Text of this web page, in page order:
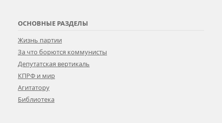
ОСНОВНЫЕ РАЗДЕЛЫ
Жизнь партии
За что борются коммунисты
Депутатская вертикаль
КПРФ и мир
Агитатору
Библиотека